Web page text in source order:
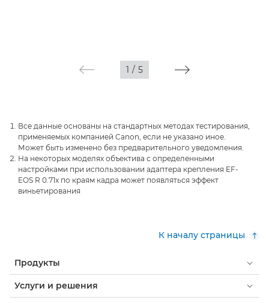
1 / 5
Все данные основаны на стандартных методах тестирования,
применяемых компанией Canon, если не указано иное.
Может быть изменено без предварительного уведомления.
На некоторых моделях объектива с определенными
настройками при использовании адаптера крепления EF-
EOS R 0.71x по краям кадра может появляться эффект
виньетирования
К началу страницы
Продукты
Услуги и решения